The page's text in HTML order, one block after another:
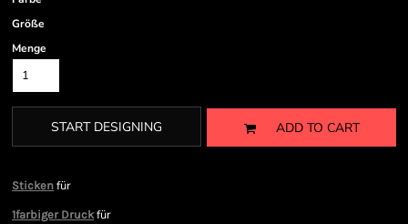
Größe
Menge
START DESIGNING ADD TO CART
Sticken für
1farbiger Druckfür